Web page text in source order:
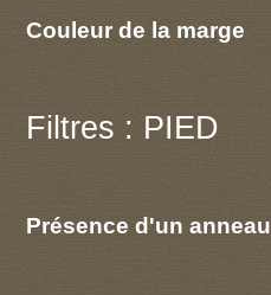
Couleur de la marge
Filtres : PIED
Présence d'un anneau